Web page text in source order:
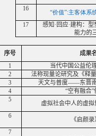
16
“价值”:主客体系
17
感知·回应·建构：
能力的
序号
成果
1
当代中国公益伦
2
法称现量论研究及《释
3
天文与普度——东晋
4
“空有融合
5
虚拟社会中人的虚
6
《启颜
7